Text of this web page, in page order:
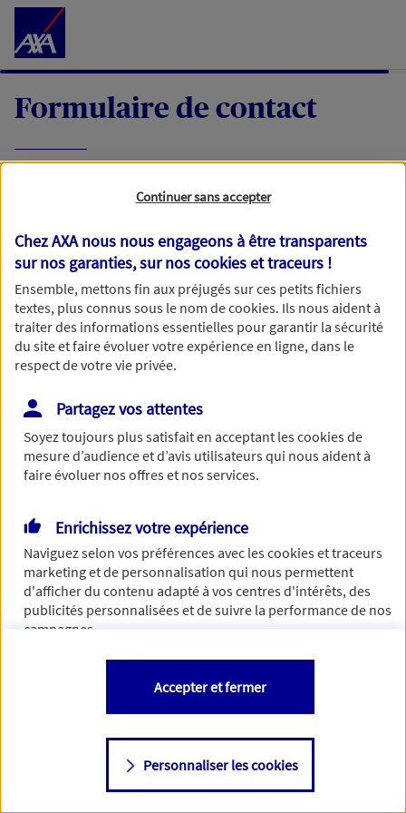
Accéder au Contenu
Formulaire de contact
demande, nous vous répondrons dans les
meilleurs délais par mail ou par téléphone.
Votre message :
Vous disposez de droits sur les informations vous concernant. Pour
plus d’informations,cliquez ici.
Continuer sans accepter
Chez AXA nous nous engageons à être transparents
sur nos garanties, sur noscookies et traceurs !
Ensemble, mettons fin aux préjugés sur ces petits fichiers
textes, plus connus sous le nom decookies. Ils nous aident à
traiter des informations essentielles pour garantir la sécurité
du site et faire évoluer votre expérience en ligne, dans le
respect de votre vie privée.
Partagez vos attentes
Soyez toujours plus satisfait en acceptant lescookiesde
mesure d’audience et d’avis utilisateurs qui nous aident à
faire évoluer nos offres et nos services.
Enrichissez votre expérience
Naviguez selon vos préférences avec lescookies et traceurs
marketing et de personnalisation qui nous permettent
d'afficher du contenu adapté à vos centres d'intérêts, des
publicités personnalisées et de suivre la performance de nos
campagnes.
Vous êtes libre de les accepter, de les refuser comme de
changer d'avis à tout moment en allant sur
Consulter notre politique decookies
Personnaliser les cookies
Accepter et fermer